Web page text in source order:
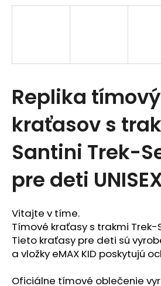
Replika
kraťasov s
Santini Trek-
pre deti
Vitajte v tíme.
Tímové kraťasy s trakmi
Tieto kraťasy pre deti sú
a vložky eMAX KID poskytujú
Oficiálne tímové oblečenie
j
s
ť
?
HĽADAŤ
O